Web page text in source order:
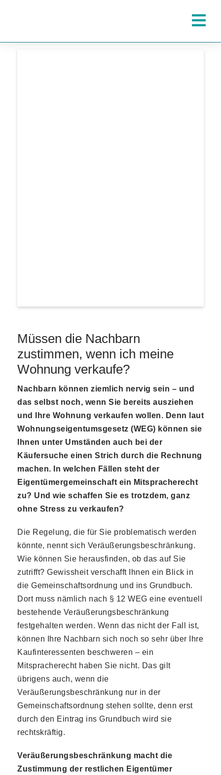
Müssen die Nachbarn
zustimmen, wenn ich meine
Wohnung verkaufe?
Nachbarn können ziemlich nervig sein – und
das selbst noch, wenn Sie bereits ausziehen
und Ihre Wohnung verkaufen wollen. Denn laut
Wohnungseigentumsgesetz (WEG) können sie
Ihnen unter Umständen auch bei der
Käufersuche einen Strich durch die Rechnung
machen. In welchen Fällen steht der
Eigentümergemeinschaft ein Mitspracherecht
zu? Und wie schaffen Sie es trotzdem, ganz
ohne Stress zu verkaufen?
Die Regelung, die für Sie problematisch werden
könnte, nennt sich Veräußerungsbeschränkung.
Wie können Sie herausfinden, ob das auf Sie
zutrifft? Gewissheit verschafft Ihnen ein Blick in
die Gemeinschaftsordnung und ins Grundbuch.
Dort muss nämlich nach § 12 WEG eine eventuell
bestehende Veräußerungsbeschränkung
festgehalten werden. Wenn das nicht der Fall ist,
können Ihre Nachbarn sich noch so sehr über Ihre
Kaufinteressenten beschweren – ein
Mitspracherecht haben Sie nicht. Das gilt
übrigens auch, wenn die
Veräußerungsbeschränkung nur in der
Gemeinschaftsordnung stehen sollte, denn erst
durch den Eintrag ins Grundbuch wird sie
rechtskräftig.
Veräußerungsbeschränkung macht die
Zustimmung der restlichen Eigentümer